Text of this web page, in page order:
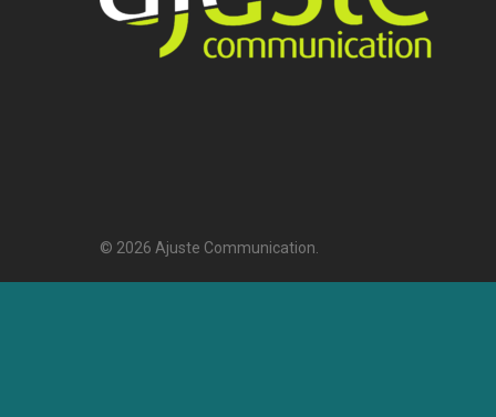
© 2026 Ajuste Communication.